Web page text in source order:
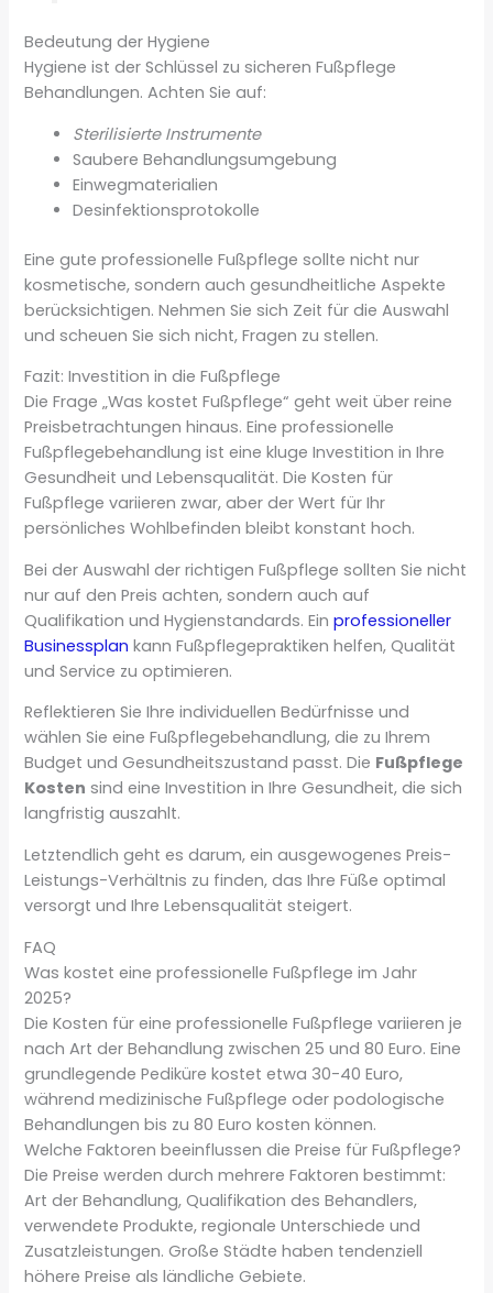
Bedeutung der Hygiene
Hygiene ist der Schlüssel zu sicheren Fußpflege
Behandlungen. Achten Sie auf:
Sterilisierte Instrumente
Saubere Behandlungsumgebung
Einwegmaterialien
Desinfektionsprotokolle
Eine gute professionelle Fußpflege sollte nicht nur
kosmetische, sondern auch gesundheitliche Aspekte
berücksichtigen. Nehmen Sie sich Zeit für die Auswahl
und scheuen Sie sich nicht, Fragen zu stellen.
Fazit: Investition in die Fußpflege
Die Frage „Was kostet Fußpflege“ geht weit über reine
Preisbetrachtungen hinaus. Eine professionelle
Fußpflegebehandlung ist eine kluge Investition in Ihre
Gesundheit und Lebensqualität. Die Kosten für
Fußpflege variieren zwar, aber der Wert für Ihr
persönliches Wohlbefinden bleibt konstant hoch.
Bei der Auswahl der richtigen Fußpflege sollten Sie nicht
nur auf den Preis achten, sondern auch auf
Qualifikation und Hygienstandards. Einprofessioneller
Businessplan kann Fußpflegepraktiken helfen, Qualität
und Service zu optimieren.
Reflektieren Sie Ihre individuellen Bedürfnisse und
wählen Sie eine Fußpflegebehandlung, die zu Ihrem
Budget und Gesundheitszustand passt. Die Fußpflege
Kosten sind eine Investition in Ihre Gesundheit, die sich
langfristig auszahlt.
Letztendlich geht es darum, ein ausgewogenes Preis-
Leistungs-Verhältnis zu finden, das Ihre Füße optimal
versorgt und Ihre Lebensqualität steigert.
FAQ
Was kostet eine professionelle Fußpflege im Jahr
2025?
Die Kosten für eine professionelle Fußpflege variieren je
nach Art der Behandlung zwischen 25 und 80 Euro. Eine
grundlegende Pediküre kostet etwa 30-40 Euro,
während medizinische Fußpflege oder podologische
Behandlungen bis zu 80 Euro kosten können.
Welche Faktoren beeinflussen die Preise für Fußpflege?
Die Preise werden durch mehrere Faktoren bestimmt:
Art der Behandlung, Qualifikation des Behandlers,
verwendete Produkte, regionale Unterschiede und
Zusatzleistungen. Große Städte haben tendenziell
höhere Preise als ländliche Gebiete.